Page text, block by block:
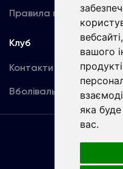
вебсайті,
вашого
яка
вас.
Правила поведінки
Клуб
Контакти
Вболівальникам
Угода